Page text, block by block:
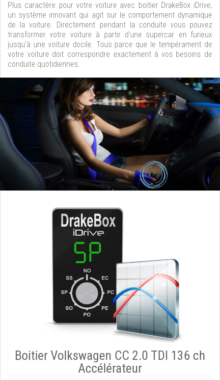
Plus caractère pour votre voiture avec boitier DrakeBox iDrive,
un système innovant qui agit sur le comportement dynamique
de la voiture. Directement pendant la conduite vous pouvez
transformer votre voiture à partir d'une supercar en furieux
jusqu'à une voiture docile. Tous parce que le tempérament de
votre voiture doit correspondre exactement à vos besoins de
conduite quotidiennes.
Boitier Volkswagen CC 2.0 TDI 136 ch
Accélérateur